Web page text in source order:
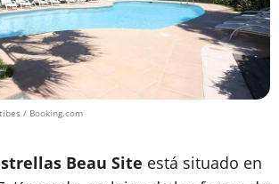
/ Booking.com
Beau Site está situado en